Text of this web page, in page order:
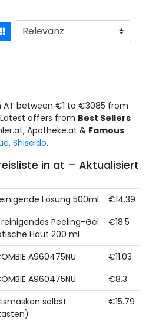
AT between €1 to €3085 from
offers from Best Sellers
Apotheke.at & Famous
, Shiseido.
in at – Aktualisiert
Lösung 500ml
€14.39
Peeling-Gel
Haut 200 ml
€18.5
A960475NU
€11.03
A960475NU
€8.3
selbst
€15.79